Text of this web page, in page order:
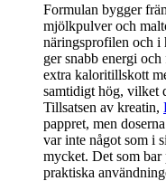
Formulan bygger
mjölkpulver och
näringsprofilen och i
ger snabb energi
extra kaloritillskott
samtidigt hög, vilket
Tillsatsen av kreatin,
pappret, men
var inte något som i
mycket. Det som bar
praktiska